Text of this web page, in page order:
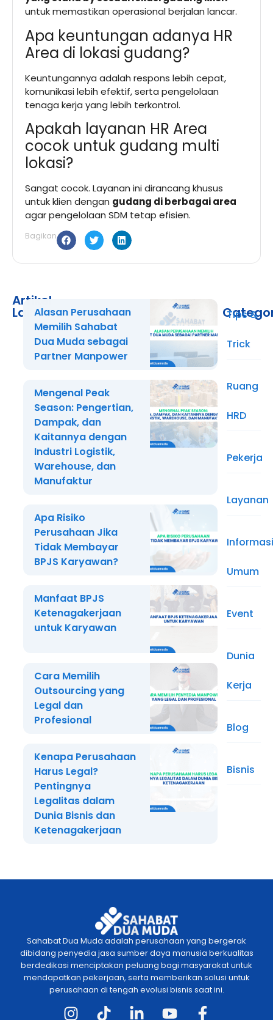
untuk memastikan operasional berjalan lancar.
Apa keuntungan adanya HR
Area di lokasi gudang?
Keuntungannya adalah respons lebih cepat,
komunikasi lebih efektif, serta pengelolaan
tenaga kerja yang lebih terkontrol.
Apakah layanan HR Area
cocok untuk gudang multi
lokasi?
Sangat cocok. Layanan ini dirancang khusus
untuk klien dengan gudang di berbagai area
agar pengelolaan SDM tetap efisien.
Bagikan
Artikel
Lainnya
Alasan Perusahaan
Memilih Sahabat
Dua Muda sebagai
Partner Manpower
Mengenal Peak
Season: Pengertian,
Dampak, dan
Kaitannya dengan
Industri Logistik,
Warehouse, dan
Manufaktur
Apa Risiko
Perusahaan Jika
Tidak Membayar
BPJS Karyawan?
Manfaat BPJS
Ketenagakerjaan
untuk Karyawan
Cara Memilih
Outsourcing yang
Legal dan
Profesional
Kenapa Perusahaan
Harus Legal?
Pentingnya
Legalitas dalam
Dunia Bisnis dan
Ketenagakerjaan
Tips &
Trick
Ruang
HRD
Pekerja
Layanan
Informasi
Umum
Event
Dunia
Kerja
Blog
Bisnis
Sahabat Dua Muda adalah perusahaan yang bergerak
dibidang penyedia jasa sumber daya manusia berkualitas
berdedikasi menciptakan peluang bagi masyarakat untuk
mendapatkan pekerjaan, serta memberikan solusi untuk
perusahaan di tengah evolusi bisnis saat ini.